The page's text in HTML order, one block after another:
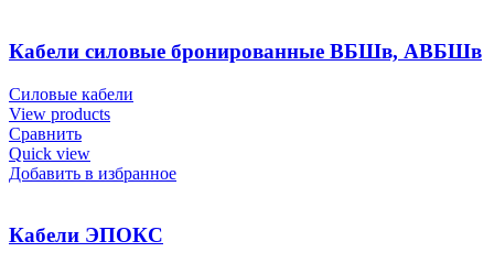
Кабели силовые бронированные ВБШв, АВБШв
Силовые кабели
View products
Сравнить
Quick view
Добавить в избранное
Кабели ЭПОКС